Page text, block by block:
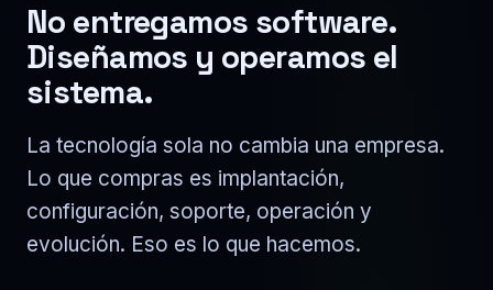
No entregamos software.
Diseñamos y operamos el
sistema.
La tecnología sola no cambia una empresa.
Lo que compras es implantación,
configuración, soporte, operación y
evolución. Eso es lo que hacemos.